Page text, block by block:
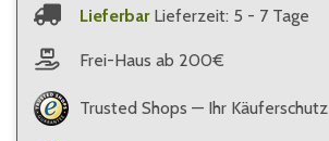
Lieferbar Lieferzeit: 5 - 7 Tage
Frei-Haus ab 200€
Trusted Shops — Ihr Käuferschutz